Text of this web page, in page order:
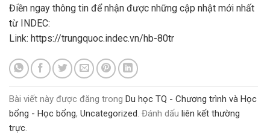
Điền ngay thông tin để nhận được những cập nhật mới nhất
từ INDEC:
Link: https://trungquoc.indec.vn/hb-80tr
Bài viết này được đăng trong Du học TQ - Chương trình và Học
bổng - Học bổng, Uncategorized. Đánh dấu liên kết thường
trực.